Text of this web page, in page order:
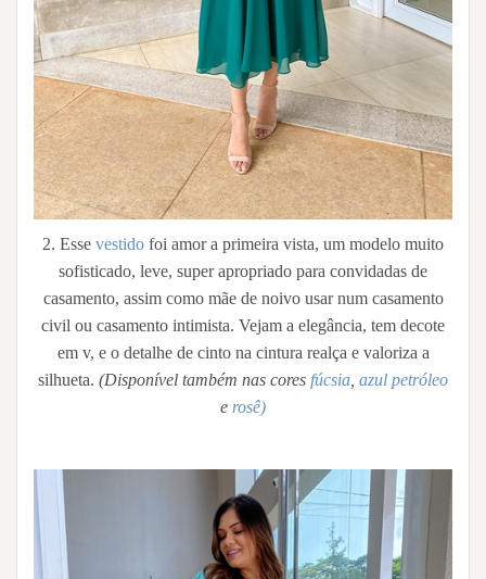
2. Esse vestido foi amor a primeira vista, um modelo muito
sofisticado, leve, super apropriado para convidadas de
casamento, assim como mãe de noivo usar num casamento
civil ou casamento intimista. Vejam a elegância, tem decote
em v, e o detalhe de cinto na cintura realça e valoriza a
silhueta. (Disponível também nas cores fúcsia azul petróleo
e rosê)